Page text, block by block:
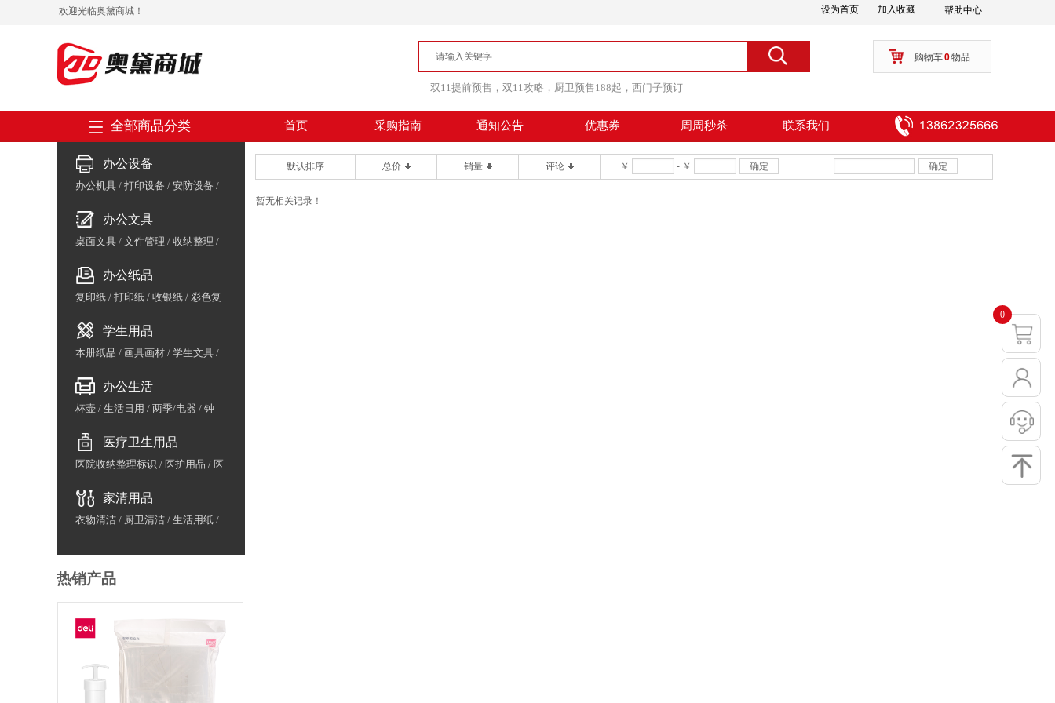
欢迎光临奥黛商城！ 设为首页 加入收藏 帮助中心
购物车0物品
搜索
双11提前预售，双11攻略，厨卫预售188起，西门子预订
按钮文本
首页 采购指南 通知公告 优惠券 周周秒杀 联系我们
全部商品分类
办公设备
办公机具 / 打印设备 / 安防设备 /
保险箱 / 办公家具
办公文具
桌面文具 / 文件管理 / 收纳整理 /
办公纸品
复印纸 / 打印纸 / 收银纸 / 彩色复
签纸
复写纸 / 生活用纸
学生用品
本册纸品 / 画具画材 / 学生文具 /
办公生活
杯壶 / 生活日用 / 两季/电器 / 钟
办公用水 / 鲜花/水果/茶叶
医疗卫生用品
医院收纳整理标识 / 医护用品 / 医
家具用品 / 计生用品
防疫用品
家清用品
衣物清洁 / 厨卫清洁 / 生活用纸 /
默认排序 总价 销量 评论 ￥ - ￥ 确定 确定
暂无相关记录！
热销产品
0